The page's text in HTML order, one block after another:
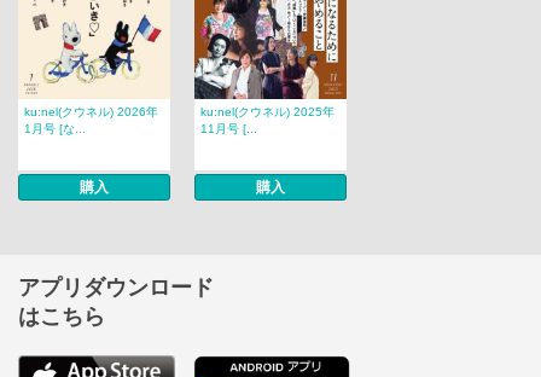
ku:nel(クウネル) 2026年
1月号 [な...
購入
ku:nel(クウネル) 2025年
11月号 [...
購入
アプリダウンロード
はこちら